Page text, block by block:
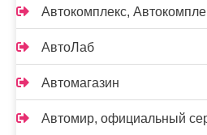
Автокомплекс,
АвтоЛаб
Автомагазин
Автомир, официальный